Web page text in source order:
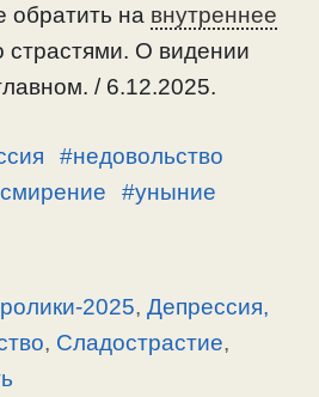
обратить на внутреннее
страстями. О видении
/ 6.12.2025.
#недовольство
#уныние
2025,Депрессия,
, Сладострастие,